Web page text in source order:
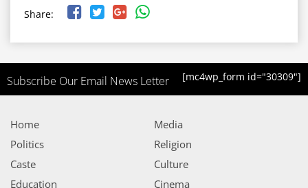
Share:
Subscribe Our Email News Letter [mc4wp_form id="30309"]
Home
Politics
Caste
Education
Media
Religion
Culture
Cinema